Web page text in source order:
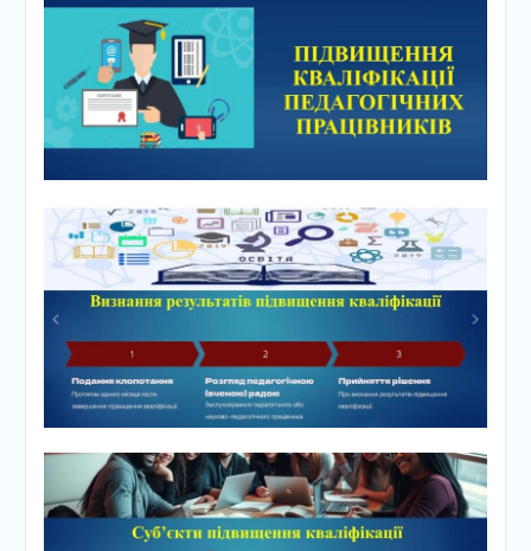
майбутньої професії
🎓 Випускний-2026 —
день, який назавжди
залишиться у наших
серцях!
📚 Робоча нарада:
перебіг вступної кампанії